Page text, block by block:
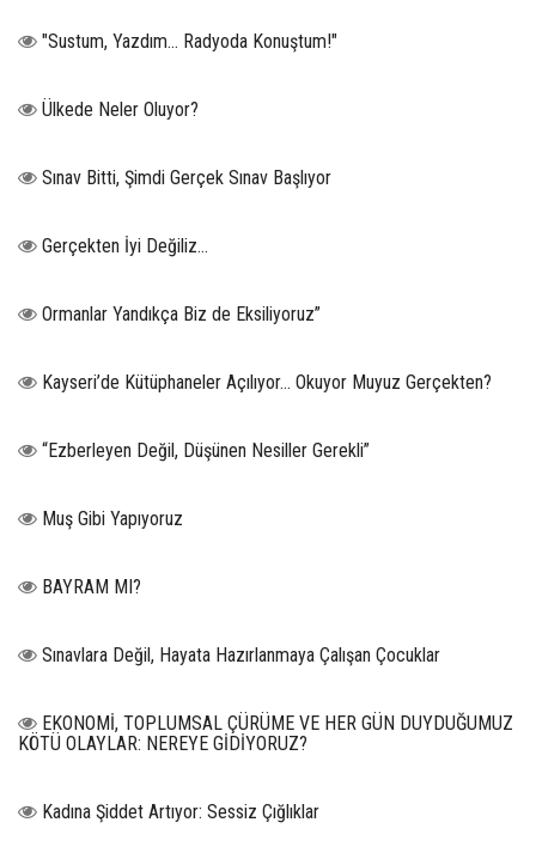
"Sustum, Yazdım... Radyoda Konuştum!"
Ülkede Neler Oluyor?
Sınav Bitti, Şimdi Gerçek Sınav Başlıyor
Gerçekten İyi Değiliz...
Ormanlar Yandıkça Biz de Eksiliyoruz”
Kayseri’de Kütüphaneler Açılıyor… Okuyor Muyuz Gerçekten?
“Ezberleyen Değil, Düşünen Nesiller Gerekli”
Muş Gibi Yapıyoruz
BAYRAM MI?
Sınavlara Değil, Hayata Hazırlanmaya Çalışan Çocuklar
EKONOMİ, TOPLUMSAL ÇÜRÜME VE HER GÜN DUYDUĞUMUZ
KÖTÜ OLAYLAR: NEREYE GİDİYORUZ?
Kadına Şiddet Artıyor: Sessiz Çığlıklar